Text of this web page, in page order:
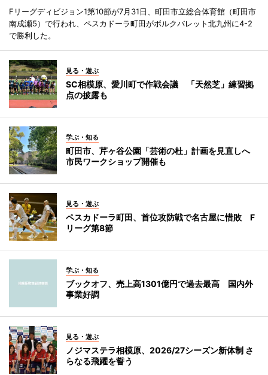
Fリーグディビジョン1第10節が7月31日、町田市立総合体育館（町田市
南成瀬5）で行われ、ペスカドーラ町田がボルクバレット北九州に4-2
で勝利した。
見る・遊ぶ
SC相模原、愛川町で作戦会議 「天然芝」練習拠
点の披露も
学ぶ・知る
町田市、芹ヶ谷公園「芸術の杜」計画を見直しへ
市民ワークショップ開催も
見る・遊ぶ
ペスカドーラ町田、首位攻防戦で名古屋に惜敗 F
リーグ第8節
学ぶ・知る
ブックオフ、売上高1301億円で過去最高 国内外
事業好調
見る・遊ぶ
ノジマステラ相模原、2026/27シーズン新体制 さ
らなる飛躍を誓う